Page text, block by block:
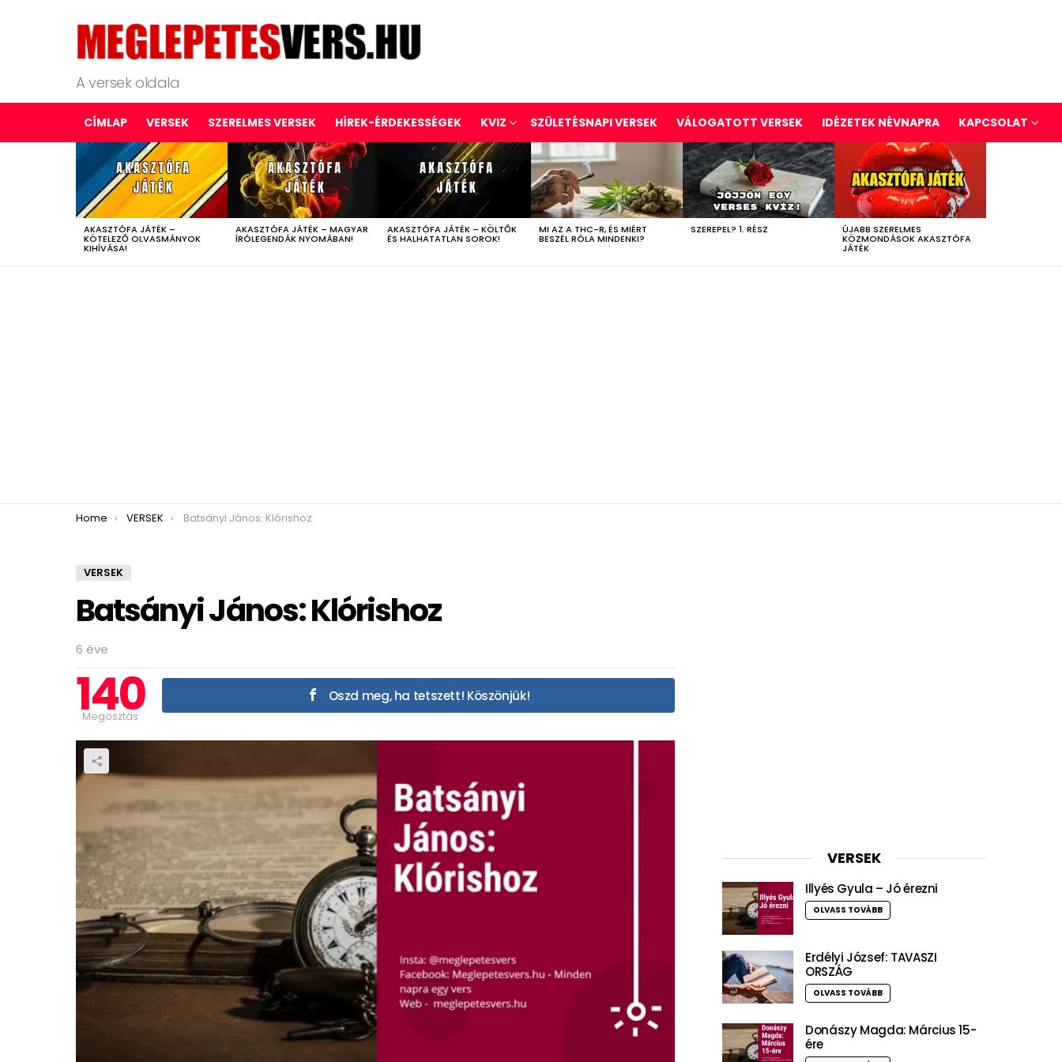
A versek oldala
CÍMLAP VERSEK SZERELMES VERSEK HÍREK-ÉRDEKESSÉGEK KVIZ SZÜLETÉSNAPI VERSEK VÁLOGATOTT VERSEK IDÉZETEK NÉVNAPRA KAPCSOLAT
LATEST
STORIES
AKASZTÓFA JÁTÉK –
KÖTELEZŐ OLVASMÁNYOK
KIHÍVÁSA!
AKASZTÓFA JÁTÉK – MAGYAR
ÍRÓLEGENDÁK NYOMÁBAN!
AKASZTÓFA JÁTÉK – KÖLTŐK
ÉS HALHATATLAN SOROK!
MI AZ A THC-R, ÉS MIÉRT
BESZÉL RÓLA MINDENKI?
SZEREPEL? 1. RÉSZ ÚJABB SZERELMES
KÖZMONDÁSOK AKASZTÓFA
JÁTÉK
You are here:
Home VERSEK Batsányi János: Klórishoz
VERSEK
Batsányi János: Klórishoz
6 éve
140
Megosztás
Oszd meg, ha tetszett! Köszönjük!
VERSEK
Illyés Gyula – Jó érezni
OLVASS TOVÁBB
Erdélyi József: TAVASZI
ORSZÁG
OLVASS TOVÁBB
Donászy Magda: Március 15-
ére